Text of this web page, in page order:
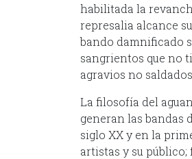
habilitada la
represalia alcance
bando damnificado
sangrientos que no
agravios no saldados.
La filosofía del
generan las bandas
siglo XX y en la
artistas y su